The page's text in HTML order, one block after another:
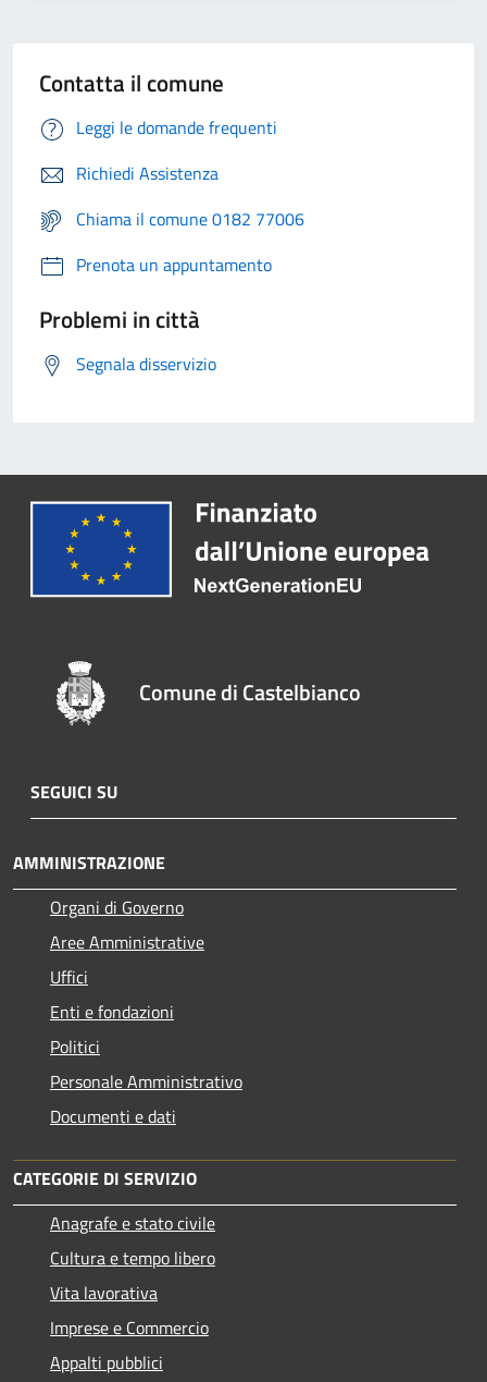
Contatta il comune
Leggi le domande frequenti
Richiedi Assistenza
Chiama il comune 0182 77006
Prenota un appuntamento
Problemi in città
Segnala disservizio
Comune di Castelbianco
SEGUICI SU
AMMINISTRAZIONE
Organi di Governo
Aree Amministrative
Uffici
Enti e fondazioni
Politici
Personale Amministrativo
Documenti e dati
CATEGORIE DI SERVIZIO
Anagrafe e stato civile
Cultura e tempo libero
Vita lavorativa
Imprese e Commercio
Appalti pubblici